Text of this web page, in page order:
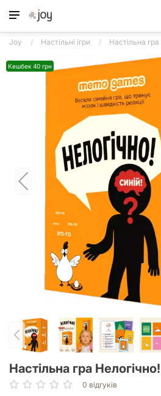
Joy Настільні ігри Настільна
Кешбек 40 грн
Настільна гра Нелогічно!
0 відгуків